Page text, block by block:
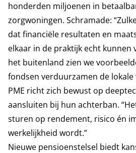
honderden miljoenen in
zorgwoningen. Schramade:
dat financiële resultaten en
elkaar in de praktijk echt kunnen
het buitenland zien we
fondsen verduurzamen de
PME richt zich bewust op
aansluiten bij hun achterban.
sturen op rendement, risico én
werkelijkheid wordt.”
Nieuwe pensioenstelsel biedt